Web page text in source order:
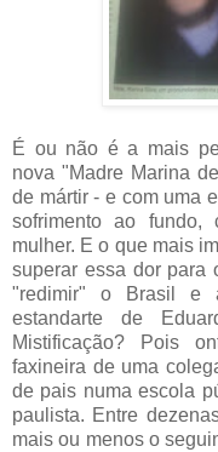
É ou não é a mais
nova "Madre Marina
de mártir - e com uma
sofrimento ao fundo,
mulher. E o que mais
superar essa dor para
"redimir" o Brasil e
estandarte de
Mistificação? Pois
faxineira de uma
de pais numa escola
paulista. Entre
mais ou menos o